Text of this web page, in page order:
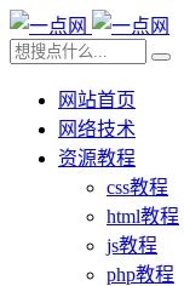
网站首页
网络技术
资源教程
css教程
html教程
js教程
php教程